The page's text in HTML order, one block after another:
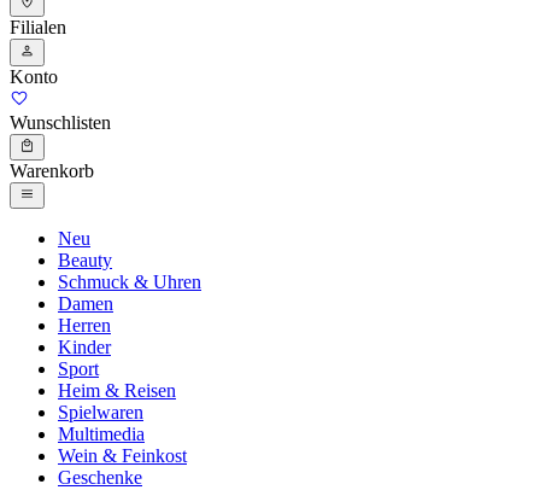
Filialen
Konto
Wunschlisten
Warenkorb
Neu
Beauty
Schmuck & Uhren
Damen
Herren
Kinder
Sport
Heim & Reisen
Spielwaren
Multimedia
Wein & Feinkost
Geschenke